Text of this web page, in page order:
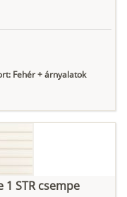
Fehér + árnyalatok
1 STR csempe